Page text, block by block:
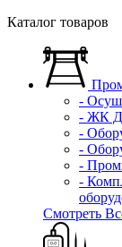
Каталог товаров
-
- ЖК
-
-
-
-
Смотреть